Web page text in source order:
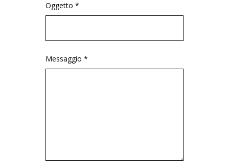
Oggetto *
Messaggio *